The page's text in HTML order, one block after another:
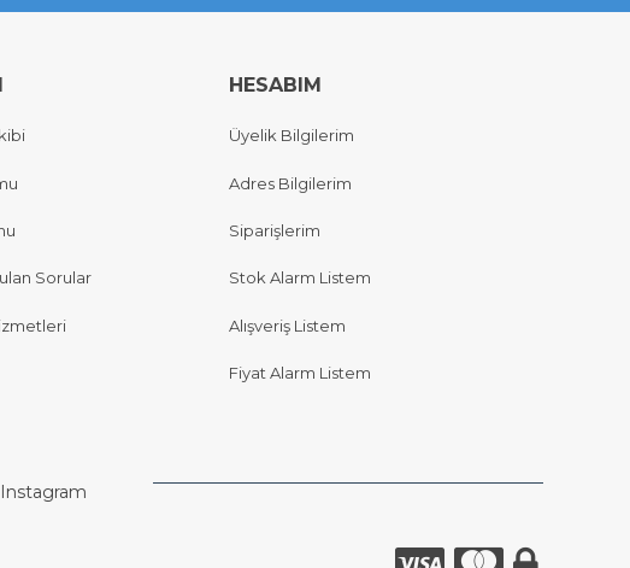
Sorular
HESABIM
Üyelik Bilgilerim
Adres Bilgilerim
Siparişlerim
Stok Alarm Listem
Alışveriş Listem
Fiyat Alarm Listem